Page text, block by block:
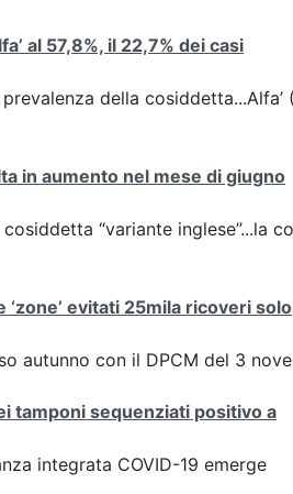
al 57,8%, il 22,7% dei casi
della cosiddetta...Alfa’
in aumento nel mese di giugno
“variante inglese”...la
evitati 25mila ricoveri solo
autunno con il DPCM del 3
tamponi sequenziati positivo a
integrata COVID-19 emerge